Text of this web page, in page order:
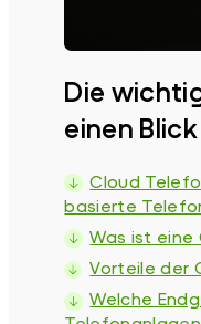
Die
einen Blick
Cloud
basierte
Was ist eine
Vorteile der
Welche